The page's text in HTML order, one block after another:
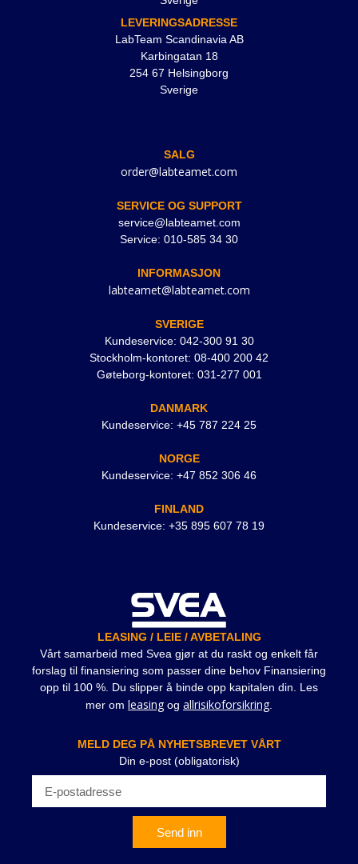
LEVERINGSADRESSE
LabTeam Scandinavia AB
Karbingatan 18
254 67 Helsingborg
Sverige
SALG
order@labteamet.com
SERVICE OG SUPPORT
service@labteamet.com
Service: 010-585 34 30
INFORMASJON
labteamet@labteamet.com
SVERIGE
Kundeservice: 042-300 91 30
Stockholm-kontoret: 08-400 200 42
Gøteborg-kontoret: 031-277 001
DANMARK
Kundeservice: +45 787 224 25
NORGE
Kundeservice: +47 852 306 46
FINLAND
Kundeservice: +35 895 607 78 19
LEASING / LEIE / AVBETALING
Vårt samarbeid med Svea gjør at du raskt og enkelt får
forslag til finansiering som passer dine behov Finansiering
opp til 100 %. Du slipper å binde opp kapitalen din. Les
mer om leasingog allrisikoforsikring.
MELD DEG PÅ NYHETSBREVET VÅRT
Din e-post (obligatorisk)
Send inn